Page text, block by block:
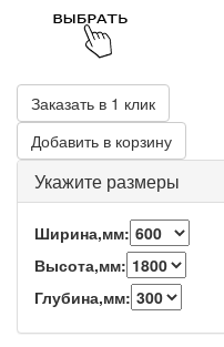
Заказать в 1 клик
Добавить в корзину
Укажите размеры
Ширина,мм:
Высота,мм:
Глубина,мм: